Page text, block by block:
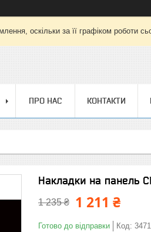
оскільки за її графіком роботи
ПРО НАС КОНТАКТИ
Накладки на панель
1 235 ₴ 1 211 ₴
Готово до відправки Код: